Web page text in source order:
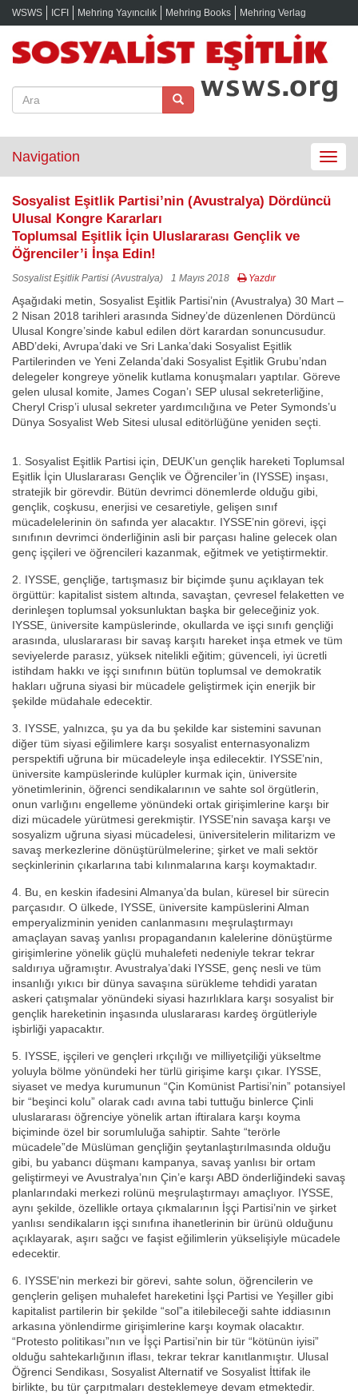
WSWS ICFI Mehring Yayıncılık Mehring Books Mehring Verlag
Toggle
Navigation
Sosyalist Eşitlik Partisi’nin (Avustralya) Dördüncü
Ulusal Kongre Kararları
Toplumsal Eşitlik İçin Uluslararası Gençlik ve
Öğrenciler’i İnşa Edin!
Sosyalist Eşitlik Partisi (Avustralya) 1 Mayıs 2018 Yazdır
Aşağıdaki metin, Sosyalist Eşitlik Partisi’nin (Avustralya) 30 Mart –
2 Nisan 2018 tarihleri arasında Sidney’de düzenlenen Dördüncü
Ulusal Kongre’sinde kabul edilen dört karardan sonuncusudur.
ABD’deki, Avrupa’daki ve Sri Lanka’daki Sosyalist Eşitlik
Partilerinden ve Yeni Zelanda’daki Sosyalist Eşitlik Grubu’ndan
delegeler kongreye yönelik kutlama konuşmaları yaptılar. Göreve
gelen ulusal komite, James Cogan’ı SEP ulusal sekreterliğine,
Cheryl Crisp’i ulusal sekreter yardımcılığına ve Peter Symonds’u
Dünya Sosyalist Web Sitesi ulusal editörlüğüne yeniden seçti.
1. Sosyalist Eşitlik Partisi için, DEUK’un gençlik hareketi Toplumsal
Eşitlik İçin Uluslararası Gençlik ve Öğrenciler’in (IYSSE) inşası,
stratejik bir görevdir. Bütün devrimci dönemlerde olduğu gibi,
gençlik, coşkusu, enerjisi ve cesaretiyle, gelişen sınıf
mücadelelerinin ön safında yer alacaktır. IYSSE’nin görevi, işçi
sınıfının devrimci önderliğinin asli bir parçası haline gelecek olan
genç işçileri ve öğrencileri kazanmak, eğitmek ve yetiştirmektir.
2. IYSSE, gençliğe, tartışmasız bir biçimde şunu açıklayan tek
örgüttür: kapitalist sistem altında, savaştan, çevresel felaketten ve
derinleşen toplumsal yoksunluktan başka bir geleceğiniz yok.
IYSSE, üniversite kampüslerinde, okullarda ve işçi sınıfı gençliği
arasında, uluslararası bir savaş karşıtı hareket inşa etmek ve tüm
seviyelerde parasız, yüksek nitelikli eğitim; güvenceli, iyi ücretli
istihdam hakkı ve işçi sınıfının bütün toplumsal ve demokratik
hakları uğruna siyasi bir mücadele geliştirmek için enerjik bir
şekilde müdahale edecektir.
3. IYSSE, yalnızca, şu ya da bu şekilde kar sistemini savunan
diğer tüm siyasi eğilimlere karşı sosyalist enternasyonalizm
perspektifi uğruna bir mücadeleyle inşa edilecektir. IYSSE’nin,
üniversite kampüslerinde kulüpler kurmak için, üniversite
yönetimlerinin, öğrenci sendikalarının ve sahte sol örgütlerin,
onun varlığını engelleme yönündeki ortak girişimlerine karşı bir
dizi mücadele yürütmesi gerekmiştir. IYSSE’nin savaşa karşı ve
sosyalizm uğruna siyasi mücadelesi, üniversitelerin militarizm ve
savaş merkezlerine dönüştürülmelerine; şirket ve mali sektör
seçkinlerinin çıkarlarına tabi kılınmalarına karşı koymaktadır.
4. Bu, en keskin ifadesini Almanya’da bulan, küresel bir sürecin
parçasıdır. O ülkede, IYSSE, üniversite kampüslerini Alman
emperyalizminin yeniden canlanmasını meşrulaştırmayı
amaçlayan savaş yanlısı propagandanın kalelerine dönüştürme
girişimlerine yönelik güçlü muhalefeti nedeniyle tekrar tekrar
saldırıya uğramıştır. Avustralya’daki IYSSE, genç nesli ve tüm
insanlığı yıkıcı bir dünya savaşına sürükleme tehdidi yaratan
askeri çatışmalar yönündeki siyasi hazırlıklara karşı sosyalist bir
gençlik hareketinin inşasında uluslararası kardeş örgütleriyle
işbirliği yapacaktır.
5. IYSSE, işçileri ve gençleri ırkçılığı ve milliyetçiliği yükseltme
yoluyla bölme yönündeki her türlü girişime karşı çıkar. IYSSE,
siyaset ve medya kurumunun “Çin Komünist Partisi’nin” potansiyel
bir “beşinci kolu” olarak cadı avına tabi tuttuğu binlerce Çinli
uluslararası öğrenciye yönelik artan iftiralara karşı koyma
biçiminde özel bir sorumluluğa sahiptir. Sahte “terörle
mücadele”de Müslüman gençliğin şeytanlaştırılmasında olduğu
gibi, bu yabancı düşmanı kampanya, savaş yanlısı bir ortam
geliştirmeyi ve Avustralya’nın Çin’e karşı ABD önderliğindeki savaş
planlarındaki merkezi rolünü meşrulaştırmayı amaçlıyor. IYSSE,
aynı şekilde, özellikle ortaya çıkmalarının İşçi Partisi’nin ve şirket
yanlısı sendikaların işçi sınıfına ihanetlerinin bir ürünü olduğunu
açıklayarak, aşırı sağcı ve faşist eğilimlerin yükselişiyle mücadele
edecektir.
6. IYSSE’nin merkezi bir görevi, sahte solun, öğrencilerin ve
gençlerin gelişen muhalefet hareketini İşçi Partisi ve Yeşiller gibi
kapitalist partilerin bir şekilde “sol”a itilebileceği sahte iddiasının
arkasına yönlendirme girişimlerine karşı koymak olacaktır.
“Protesto politikası”nın ve İşçi Partisi’nin bir tür “kötünün iyisi”
olduğu sahtekarlığının iflası, tekrar tekrar kanıtlanmıştır. Ulusal
Öğrenci Sendikası, Sosyalist Alternatif ve Sosyalist İttifak ile
birlikte, bu tür çarpıtmaları desteklemeye devam etmektedir.